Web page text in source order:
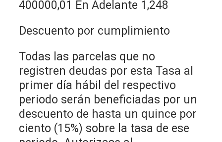
400000,01 En Adelante 1,248
Descuento por cumplimiento
Todas las parcelas que no
registren deudas por esta Tasa al
primer día hábil del respectivo
periodo serán beneficiadas por un
descuento de hasta un quince por
ciento (15%) sobre la tasa de ese